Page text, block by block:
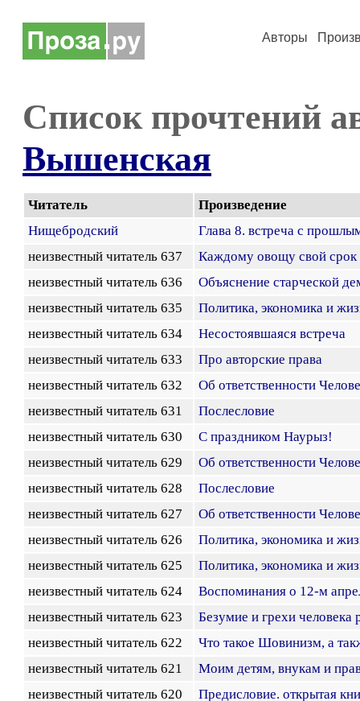
Авторы
Список прочтений
Вышенская
Читатель
Произведение
Нищебродский
Глава 8. встреча с
неизвестный читатель 637
Каждому овощу свой срок
неизвестный читатель 636
Объяснение старческой
неизвестный читатель 635
Политика, экономика и
неизвестный читатель 634
Несостоявшаяся встреча
неизвестный читатель 633
Про авторские права
неизвестный читатель 632
Об ответственности
неизвестный читатель 631
Послесловие
неизвестный читатель 630
С праздником Наурыз!
неизвестный читатель 629
Об ответственности
неизвестный читатель 628
Послесловие
неизвестный читатель 627
Об ответственности
неизвестный читатель 626
Политика, экономика и
неизвестный читатель 625
Политика, экономика и
неизвестный читатель 624
Воспоминания о 12-м
неизвестный читатель 623
Безумие и грехи человека
неизвестный читатель 622
Что такое Шовинизм, а
неизвестный читатель 621
Моим детям, внукам и
неизвестный читатель 620
Предисловие. открытая